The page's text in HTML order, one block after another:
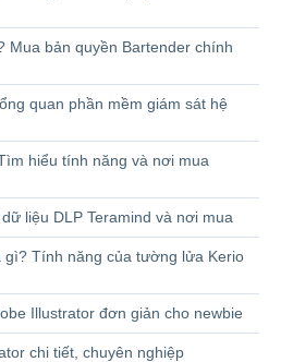
Mua bản quyền Bartender chính
quan phần mềm giám sát hệ
hiểu tính năng và nơi mua
liệu DLP Teramind và nơi mua
gì? Tính năng của tường lửa Kerio
Illustrator đơn giản cho newbie
chi tiết, chuyên nghiệp